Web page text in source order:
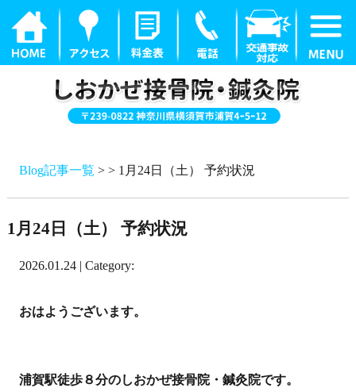
Blog記事一覧 > > 1月24日（土） 予約状況
1月24日（土） 予約状況
2026.01.24 | Category:
おはようございます。
浦賀駅徒歩８分のしおかぜ接骨院・鍼灸院です。